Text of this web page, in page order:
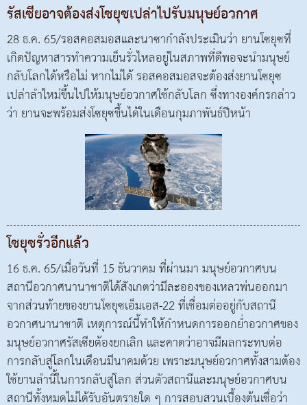
รัสเซียอาจต้องส่งโซยุซเปล่าไปรับมนุษย์อวกาศ
28 ธ.ค. 65/รอสคอสมอสและนาซากำลังประเมินว่า ยานโซยุซที่
เกิดปัญหาสารทำความเย็นรั่วไหลอยู่ในสภาพที่ดีพอจะนำมนุษย์
กลับโลกได้หรือไม่ หากไม่ได้ รอสคอสมอสจะต้องส่งยานโซยุซ
เปล่าลำใหม่ขึ้นไปให้มนุษย์อวกาศใช้กลับโลก ซึ่งทางองค์กรกล่าว
ว่า ยานจะพร้อมส่งโซยุซขึ้นได้ในเดือนกุมภาพันธ์ปีหน้า
โซยุซรั่วอีกแล้ว
16 ธ.ค. 65/เมื่อวันที่ 15 ธันวาคม ที่ผ่านมา มนุษย์อวกาศบน
สถานีอวกาศนานาชาติได้สังเกตว่ามีละอองของเหลวพ่นออกมา
จากส่วนท้ายของยานโซยุซเอ็มเอส-22 ที่เชื่อมต่ออยู่กับสถานี
อวกาศนานาชาติ เหตุการณ์นี้ทำให้กำหนดการออกย่ำอวกาศของ
มนุษย์อวกาศรัสเซียต้องยกเลิก และคาดว่าอาจมีผลกระทบต่อ
การกลับสู่โลกในเดือนมีนาคมด้วย เพราะมนุษย์อวกาศทั้งสามต้อง
ใช้ยานลำนี้ในการกลับสู่โลก ส่วนตัวสถานีและมนุษย์อวกาศบน
สถานีทั้งหมดไม่ได้รับอันตรายใด ๆ การสอบสวนเบื้องต้นเชื่อว่า